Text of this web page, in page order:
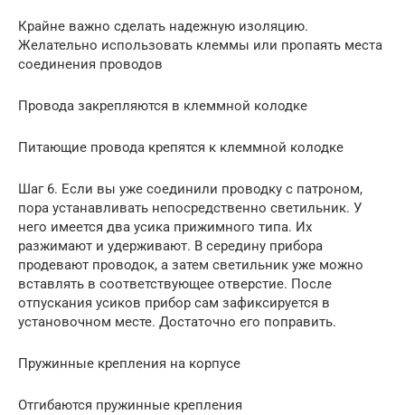
Крайне важно сделать надежную изоляцию.
Желательно использовать клеммы или пропаять места
соединения проводов
Провода закрепляются в клеммной колодке
Питающие провода крепятся к клеммной колодке
Шаг 6. Если вы уже соединили проводку с патроном,
пора устанавливать непосредственно светильник. У
него имеется два усика прижимного типа. Их
разжимают и удерживают. В середину прибора
продевают проводок, а затем светильник уже можно
вставлять в соответствующее отверстие. После
отпускания усиков прибор сам зафиксируется в
установочном месте. Достаточно его поправить.
Пружинные крепления на корпусе
Отгибаются пружинные крепления